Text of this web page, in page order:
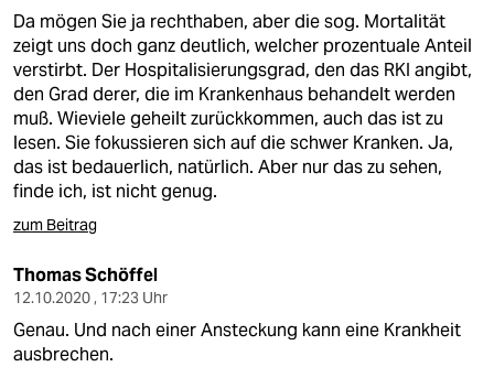
Da mögen Sie ja rechthaben, aber die sog. Mortalität
zeigt uns doch ganz deutlich, welcher prozentuale Anteil
verstirbt. Der Hospitalisierungsgrad, den das RKI angibt,
den Grad derer, die im Krankenhaus behandelt werden
muß. Wieviele geheilt zurückkommen, auch das ist zu
lesen. Sie fokussieren sich auf die schwer Kranken. Ja,
das ist bedauerlich, natürlich. Aber nur das zu sehen,
finde ich, ist nicht genug.
zum Beitrag
Thomas Schöffel
12.10.2020 , 17:23 Uhr
Genau. Und nach einer Ansteckung kann eine Krankheit
ausbrechen.